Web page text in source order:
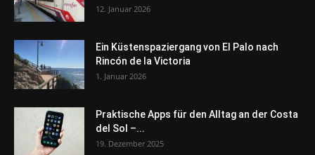
12. Januar 2026
Ein Küstenspaziergang von El Palo nach
Rincón de la Victoria
1. Januar 2026
Praktische Apps für den Alltag an der Costa
del Sol –...
19. Dezember 2025